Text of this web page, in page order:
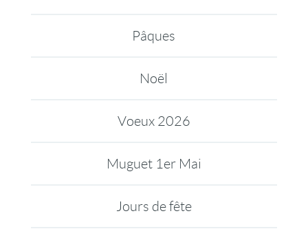
Pâques
Noël
Voeux 2026
Muguet 1er Mai
Jours de fête